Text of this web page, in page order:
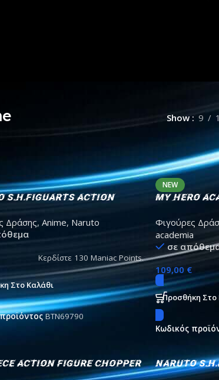
Show 9
S.H.Figuarts Action
Naruto Uzomaki The
Unite 15cm
Δράσης, Anime, Naruto
Κερδίστε 130 Maniac Points.
Στο Καλάθι
BTN69790
NEW
My Hero
Action
(The
Φιγούρες
academia
σε
109,00 €
Προσθήκη Στο
Κωδικός
Action Figure Chopper
Naruto
Figure